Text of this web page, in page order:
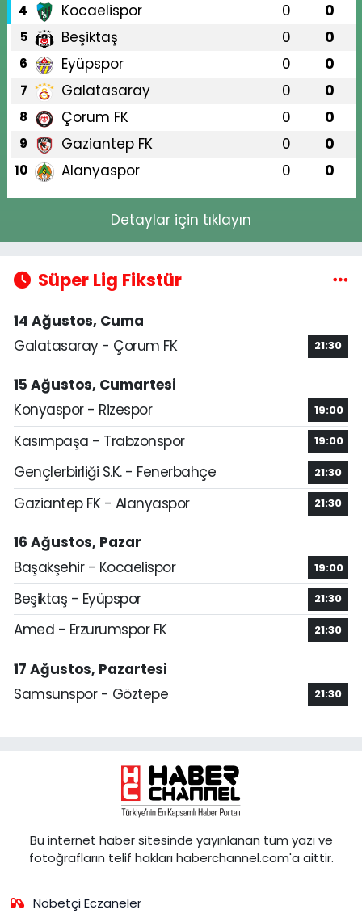
4 Kocaelispor 0 0
5 Beşiktaş 0 0
6 Eyüpspor 0 0
7 Galatasaray 0 0
8 Çorum FK 0 0
9 Gaziantep FK 0 0
10 Alanyaspor 0 0
Detaylar için tıklayın
Süper Lig Fikstür
14 Ağustos, Cuma
Galatasaray - Çorum FK
21:30
15 Ağustos, Cumartesi
Konyaspor - Rizespor
19:00
Kasımpaşa - Trabzonspor 19:00
Gençlerbirliği S.K. - Fenerbahçe 21:30
Gaziantep FK - Alanyaspor 21:30
16 Ağustos, Pazar
Başakşehir - Kocaelispor
19:00
Beşiktaş - Eyüpspor 21:30
Amed - Erzurumspor FK 21:30
17 Ağustos, Pazartesi
Samsunspor - Göztepe
21:30
Bu internet haber sitesinde yayınlanan tüm yazı ve
fotoğrafların telif hakları haberchannel.com'a aittir.
Nöbetçi Eczaneler